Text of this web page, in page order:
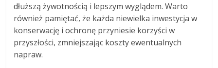
dłuższą żywotnością i lepszym wyglądem. Warto
również pamiętać, że każda niewielka inwestycja w
konserwację i ochronę przyniesie korzyści w
przyszłości, zmniejszając koszty ewentualnych
napraw.